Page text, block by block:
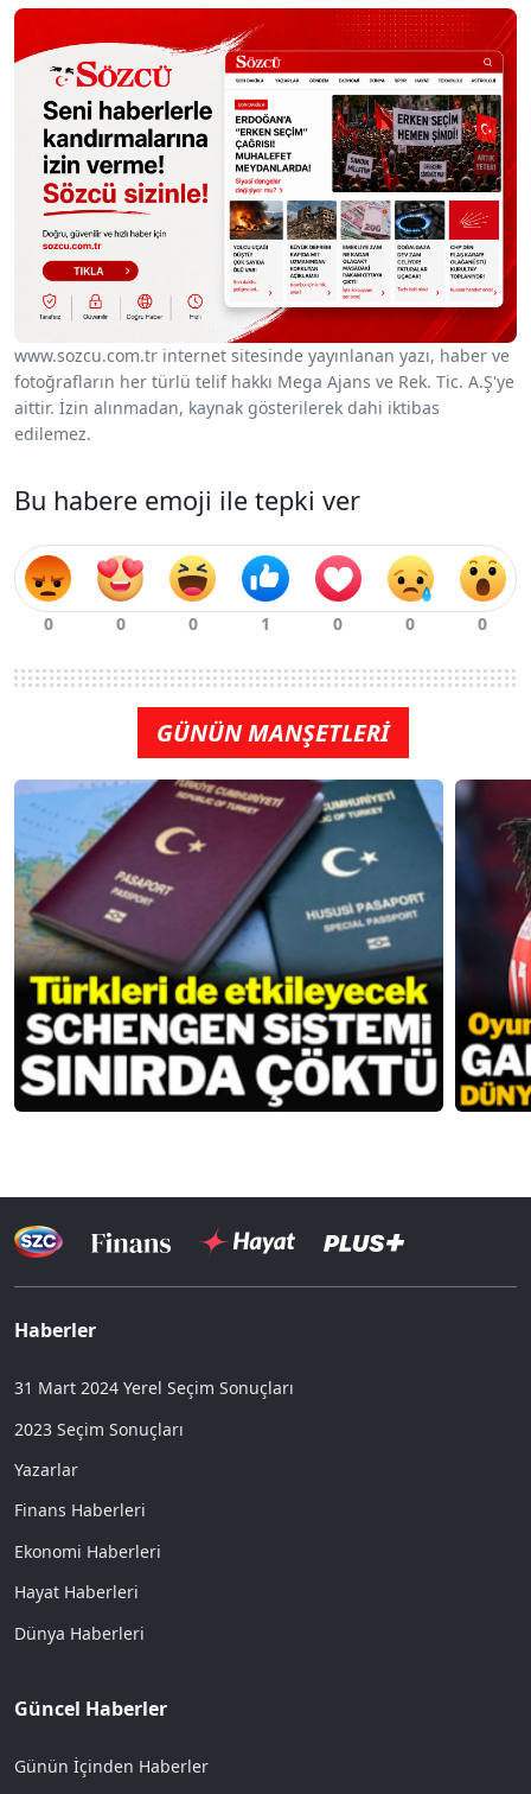
www.sozcu.com.tr internet sitesinde yayınlanan yazı, haber ve
fotoğrafların her türlü telif hakkı Mega Ajans ve Rek. Tic. A.Ş'ye
aittir. İzin alınmadan, kaynak gösterilerek dahi iktibas
edilemez.
Bu habere emoji ile tepki ver
GÜNÜN MANŞETLERİ
Haberler
31 Mart 2024 Yerel Seçim Sonuçları
2023 Seçim Sonuçları
Yazarlar
Finans Haberleri
Ekonomi Haberleri
Hayat Haberleri
Dünya Haberleri
Güncel Haberler
Günün İçinden Haberler